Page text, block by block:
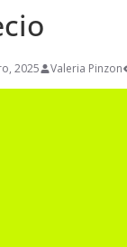
2025 Valeria Pinzon